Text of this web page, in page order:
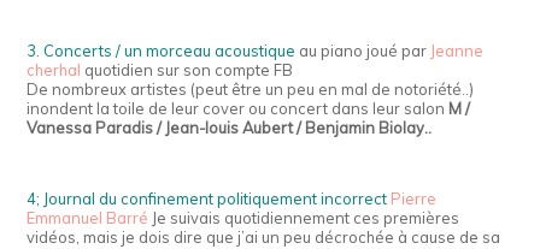
3. Concerts / un morceau acoustique au piano joué par Jeanne
cherhal quotidien sur son compte FB
De nombreux artistes (peut être un peu en mal de notoriété..)
inondent la toile de leur cover ou concert dans leur salon M /
Vanessa Paradis / Jean-louis Aubert / Benjamin Biolay..
4; Journal du confinement politiquement incorrect Pierre
Emmanuel Barré Je suivais quotidiennement ces premières
vidéos, mais je dois dire que j’ai un peu décrochée à cause de sa